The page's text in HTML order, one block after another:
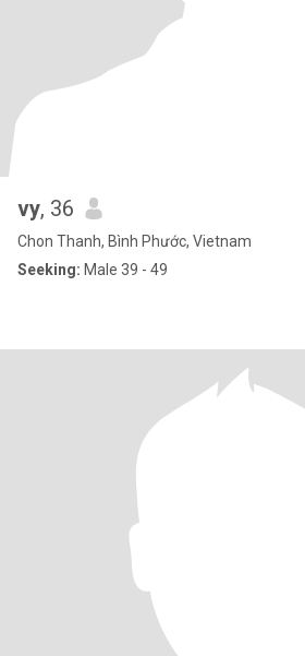
vy, 36
Chon Thanh, Bình Phước, Vietnam
Seeking: Male 39 - 49